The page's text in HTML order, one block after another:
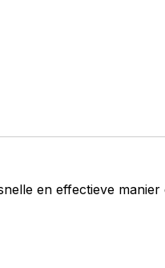
en effectieve